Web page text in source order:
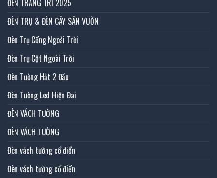
ĐÈN TRANG TRÍ 2025
ĐÈN TRỤ & ĐÈN CÂY SÂN VƯỜN
Đèn Trụ Cổng Ngoài Trời
Đèn Trụ Cột Ngoài Trời
Đèn Tường Hắt 2 Đầu
Đèn Tường Led Hiện Đai
ĐÈN VÁCH TƯỜNG
ĐÈN VÁCH TƯỜNG
Đèn vách tường cổ điển
Đèn vách tường cổ điển